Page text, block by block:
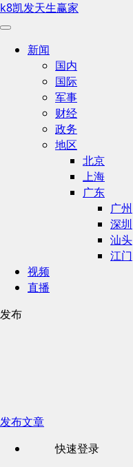
k8凯发天生赢家
新闻
国内
国际
军事
财经
政务
地区
北京
上海
广东
广州
深圳
汕头
江门
视频
直播
发布
发布文章
快速登录